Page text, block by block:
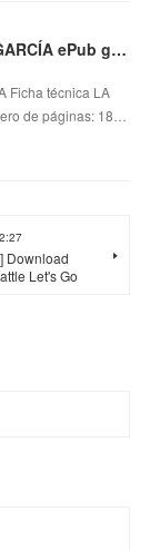
LA LLAMADA DEL HOMBRE ROI EMMETT GARCÍA ePub gratis
Ficha técnica LA
de páginas: 18…
Download
Let's Go